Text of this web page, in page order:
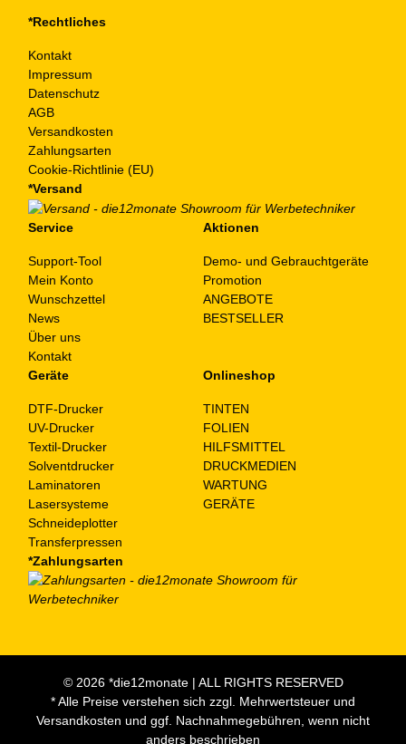
*Rechtliches
Kontakt
Impressum
Datenschutz
AGB
Versandkosten
Zahlungsarten
Cookie-Richtlinie (EU)
*Versand
Service
Support-Tool
Mein Konto
Wunschzettel
News
Über uns
Kontakt
Aktionen
Demo- und Gebrauchtgeräte
Promotion
ANGEBOTE
BESTSELLER
Geräte
DTF-Drucker
UV-Drucker
Textil-Drucker
Solventdrucker
Laminatoren
Lasersysteme
Schneideplotter
Transferpressen
Onlineshop
TINTEN
FOLIEN
HILFSMITTEL
DRUCKMEDIEN
WARTUNG
GERÄTE
*Zahlungsarten
© 2026 *die12monate | ALL RIGHTS RESERVED
* Alle Preise verstehen sich zzgl. Mehrwertsteuer und
Versandkosten und ggf. Nachnahmegebühren, wenn nicht
anders beschrieben